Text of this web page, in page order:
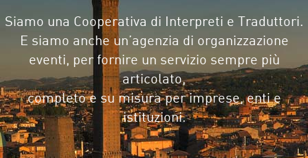
Siamo una Cooperativa di Interpreti e Traduttori.
E siamo anche un’agenzia di organizzazione
eventi, per fornire un servizio sempre più
articolato,
completo e su misura per imprese, enti e
istituzioni.